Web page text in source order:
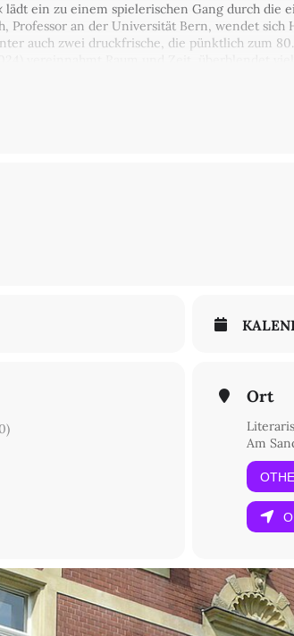
lädt ein zu einem spielerischen Gang durch die
Professor an der Universität Bern, wendet
auch zwei druckfrische, die pünktlich zum
und Essay, von Literarhistorie und
Liebe« oder »Bagatellen zum Massaker« und
Ort
Am